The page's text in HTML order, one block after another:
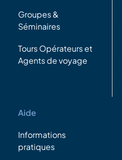
Groupes &
Séminaires
Tours Opérateurs et
Agents de voyage
Aide
Informations
pratiques